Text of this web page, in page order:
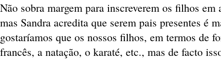
Não sobra margem para inscreverem os filhos
mas Sandra acredita que serem pais presentes é
gostaríamos que os nossos filhos, em termos de
francês, a natação, o karaté, etc., mas de facto